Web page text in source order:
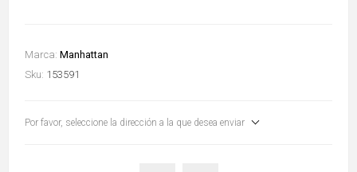
Marca: Manhattan
Sku: 153591
Por favor, seleccione la dirección a la que desea enviar